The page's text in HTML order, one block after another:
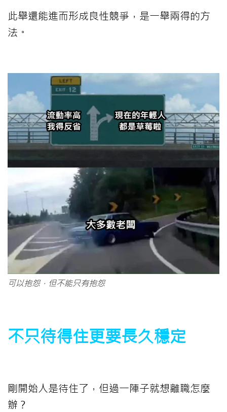
此舉還能進而形成良性競爭，是一舉兩得的方
法。
可以抱怨，但不能只有抱怨
不只待得住更要長久穩定
剛開始人是待住了，但過一陣子就想離職怎麼
辦？